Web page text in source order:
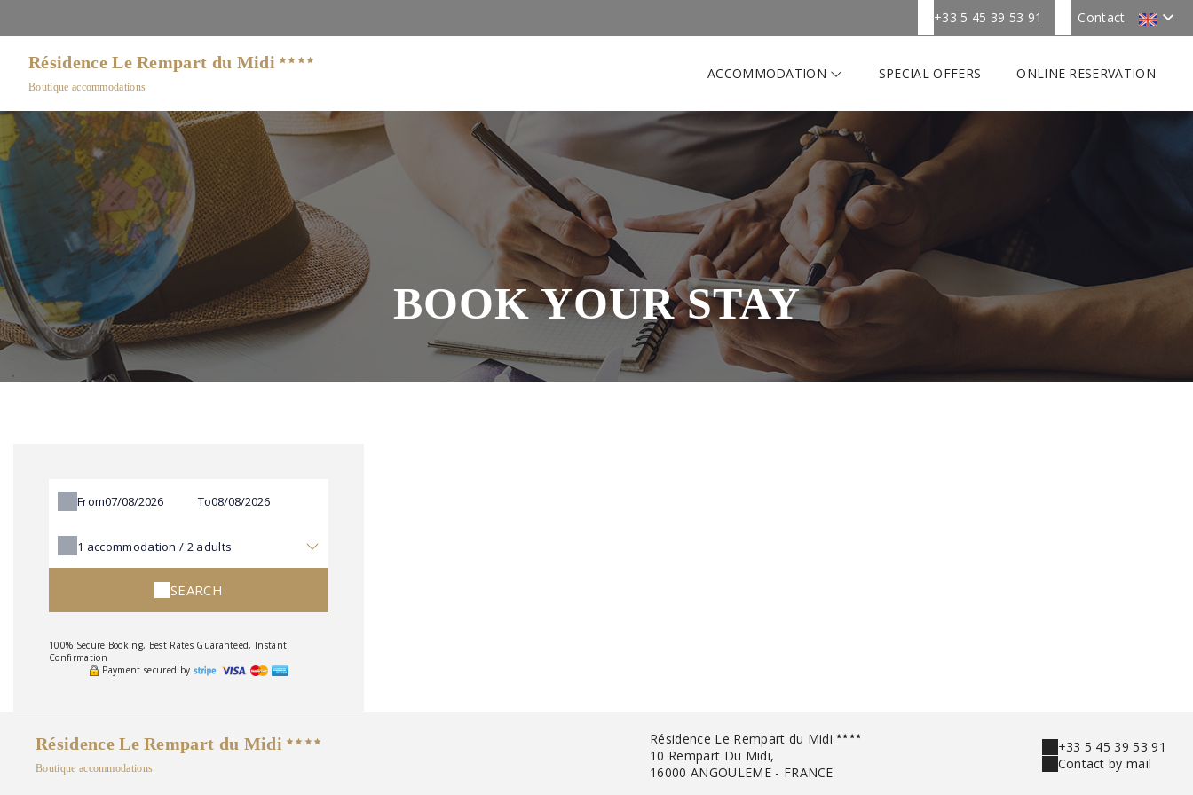
Contact
+33 5 45 39 53 91
Résidence Le Rempart du Midi
Boutique accommodations
ACCOMMODATION SPECIAL OFFERS ONLINE RESERVATION
BOOK YOUR STAY
From To
1 accommodation / 2 adults
SEARCH
100% Secure Booking, Best Rates Guaranteed, Instant
Confirmation
Payment secured by
Résidence Le Rempart du Midi
Boutique accommodations
Résidence Le Rempart du Midi
10 Rempart Du Midi,
16000 ANGOULEME - FRANCE
+33 5 45 39 53 91
Contact by mail